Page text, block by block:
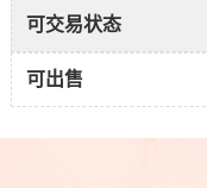
可交易状态
可出售